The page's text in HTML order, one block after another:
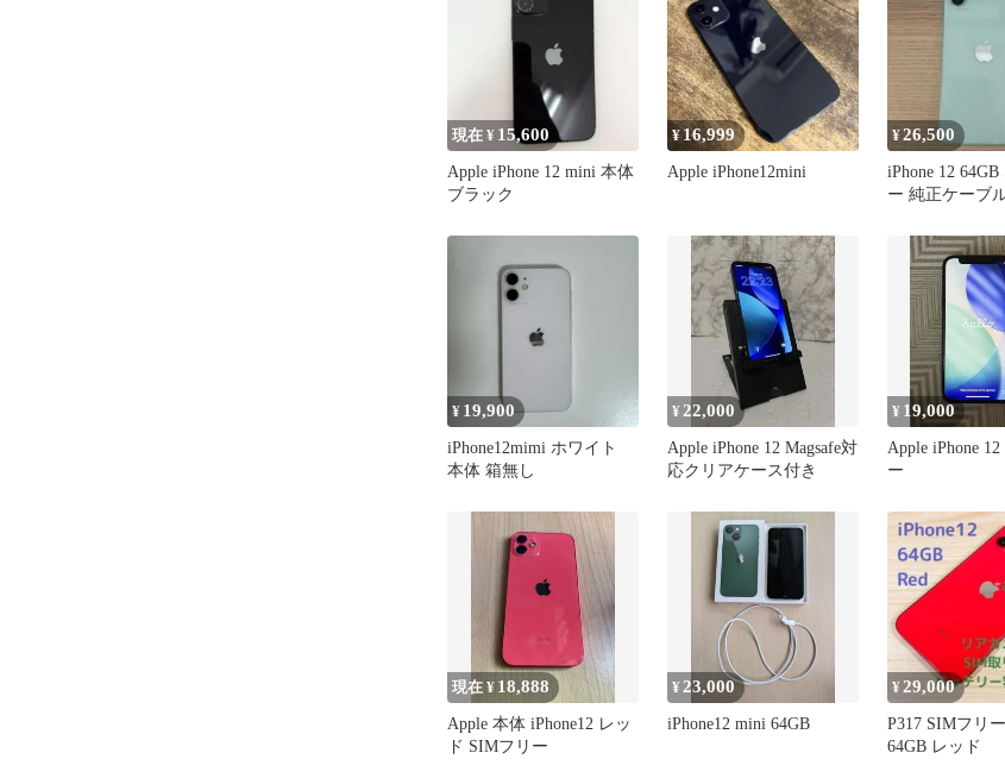
現在 ¥ 15,600
Apple iPhone 12 mini 本体
ブラック
¥16,999
Apple iPhone12mini
¥26,500
iPhone 12 64GB
ー 純正ケーブ
¥ 19,900
iPhone12mimi ホワイト
本体 箱無し
¥ 22,000
Apple iPhone 12 Magsafe対
応クリアケース付き
¥ 19,000
Apple iPhone
ー
現在 ¥ 18,888
Apple 本体 iPhone12 レッ
ド SIMフリー
¥ 23,000
iPhone12 mini 64GB
¥29,000
P317 SIMフリ
64GB レッド